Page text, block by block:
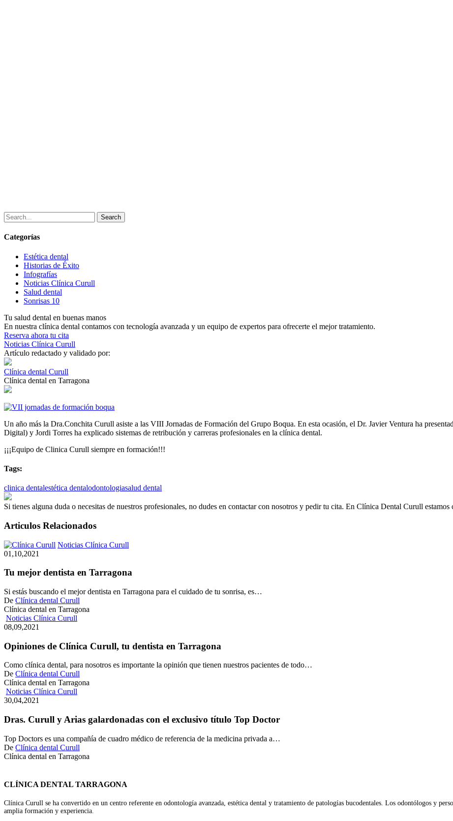
Search
Categorías
Estética dental
Historias de Éxito
Infografías
Noticias Clínica Curull
Salud dental
Sonrisas 10
Tu salud dental en buenas manos
En nuestra clínica dental contamos con tecnología avanzada y un equipo de expertos para ofrecerte el mejor tratamiento.
Reserva ahora tu cita
Noticias Clínica Curull
Artículo redactado y validado por:
Clínica dental Curull
Clínica dental en Tarragona
Un año más la Dra.Conchita Curull asiste a las VIII Jornadas de Formación del Grupo Boqua. En esta ocasión, el Dr. Javier Ventura ha
Digital) y Jordi Torres ha explicado sistemas de retribución y carreras profesionales en la clínica dental.
¡¡¡Equipo de Clinica Curull siempre en formación!!!
Tags:
clinica dentalestética dentalodontologiasalud dental
Si tienes alguna duda o necesitas de nuestros profesionales, no dudes en contactar con nosotros y pedir tu cita. En Clínica Dental Curull
Articulos Relacionados
Noticias Clínica Curull
en
01,10,2021
Tu mejor dentista en Tarragona
Si estás buscando el mejor dentista en Tarragona para el cuidado de tu sonrisa, es…
De Clínica dental Curull
Clínica dental en Tarragona
Noticias Clínica Curull
Curull,
dentista
en
Tarragona
08,09,2021
Opiniones de Clínica Curull, tu dentista en Tarragona
Como clínica dental, para nosotros es importante la opinión que tienen nuestros pacientes de todo…
De Clínica dental Curull
Clínica dental en Tarragona
Noticias Clínica Curull
Arias
galardonadas
con
el
exclusivo
título
30,04,2021
Dras. Curull y Arias galardonadas con el exclusivo título Top Doctor
Top Doctors es una compañía de cuadro médico de referencia de la medicina privada a…
De Clínica dental Curull
Clínica dental en Tarragona
CLÍNICA DENTAL TARRAGONA
Clínica Curull se ha convertido en un centro referente en odontología avanzada, estética dental y tratamiento de patologías bucodentales. Los odontólogos y
amplia formación y experiencia.